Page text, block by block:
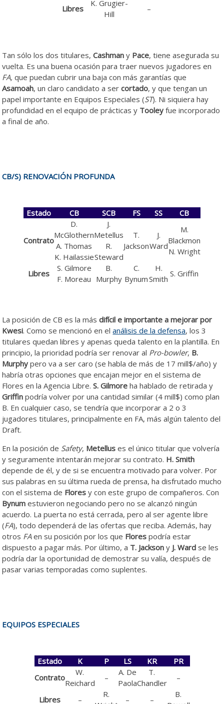
Libres
K. Grugier-
Hill
–
Tan sólo los dos titulares,Cashman y Pace, tiene asegurada su
vuelta. Es una buena ocasión para traer nuevos jugadores en
FA, que puedan cubrir una baja con más garantías que
Asamoah, un claro candidato a sercortado, y que tengan un
papel importante en Equipos Especiales (ST). Ni siquiera hay
profundidad en el equipo de prácticas y Tooley fue incorporado
a final de año.
CB/S) RENOVACIÓN PROFUNDA
Estado CB SCB FS SS CB
Contrato
D.
McGlothern
A. Thomas
K. Hailassie
J.
Metellus
R.
Steward
T.
Jackson
J.
Ward
M.
Blackmon
N. Wright
Libres
S. Gilmore
F. Moreau
B.
Murphy
C.
Bynum
H.
Smith
S. Griffin
La posición de CB es la másdifícil e importante a mejorar por
Kwesi. Como se mencionó en elanálisis de la defensa, los 3
titulares quedan libres y apenas queda talento en la plantilla. En
principio, la prioridad podría ser renovar al Pro-bowler, B.
Murphy pero va a ser caro (se habla de más de 17 mill$/año) y
habría otras opciones que encajan mejor en el sistema de
Flores en la Agencia Libre.S. Gilmore ha hablado de retirada y
Griffin podría volver por una cantidad similar (4 mill$) como plan
B. En cualquier caso, se tendría que incorporar a 2 o 3
jugadores titulares, principalmente en FA, más algún talento del
Draft.
En la posición de Safety, Metellus es el único titular que volvería
y seguramente intentarán mejorar su contrato. H. Smith
depende de él, y de si se encuentra motivado para volver. Por
sus palabras en su última rueda de prensa, ha disfrutado mucho
con el sistema de Flores y con este grupo de compañeros. Con
Bynum estuvieron negociando pero no se alcanzó ningún
acuerdo. La puerta no está cerrada, pero al ser agente libre
(FA), todo dependerá de las ofertas que reciba. Además, hay
otros FAen su posición por los que Flores podría estar
dispuesto a pagar más. Por último, a T. Jackson y J. Ward se les
podría dar la oportunidad de demostrar su valía, después de
pasar varias temporadas como suplentes.
EQUIPOS ESPECIALES
Estado K P LS KR
PR
Contrato
W.
Reichard
–
A. De
Paola
T.
Chandler
–
Libres –
R.
– –
B.